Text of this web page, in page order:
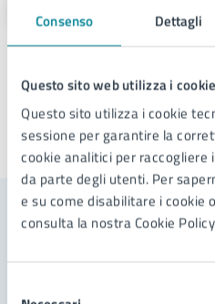
Consenso Dettagli
Questo sito web utilizza i cookie
Questo sito utilizza i cookie
sessione per garantire la
cookie analitici per
da parte degli utenti. Per
e su come disabilitare i cookie
consulta la nostra Cookie
Ultimo aggiornamento:04/09/
Contenuti